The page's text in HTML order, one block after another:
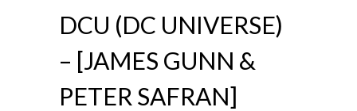
DCU (DC UNIVERSE)
– [JAMES GUNN &
PETER SAFRAN]